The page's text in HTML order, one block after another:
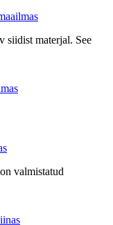
siidist materjal. See
valmistatud